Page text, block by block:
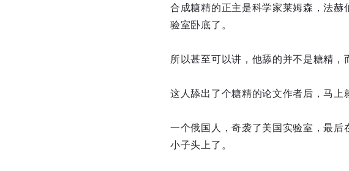
合成糖精的正主是科学家莱姆森，法
验室卧底了。
所以甚至可以讲，他舔的并不是糖精，
这人舔出了个糖精的论文作者后，马上
一个俄国人，奇袭了美国实验室，最
小子头上了。